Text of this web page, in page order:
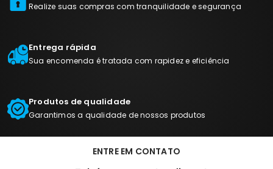
Realize suas compras com tranquilidade e segurança
Entrega rápida
Sua encomenda é tratada com rapidez e eficiência
Produtos de qualidade
Garantimos a qualidade de nossos produtos
ENTRE EM CONTATO